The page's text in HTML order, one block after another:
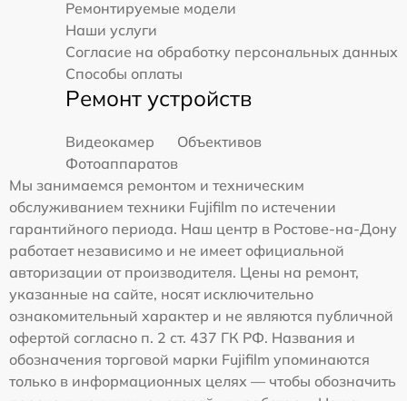
Ремонтируемые модели
Наши услуги
Согласие на обработку персональных данных
Способы оплаты
Ремонт устройств
Видеокамер
Объективов
Фотоаппаратов
Мы занимаемся ремонтом и техническим
обслуживанием техники Fujifilm по истечении
гарантийного периода. Наш центр в Ростове-на-Дону
работает независимо и не имеет официальной
авторизации от производителя. Цены на ремонт,
указанные на сайте, носят исключительно
ознакомительный характер и не являются публичной
офертой согласно п. 2 ст. 437 ГК РФ. Названия и
обозначения торговой марки Fujifilm упоминаются
только в информационных целях — чтобы обозначить